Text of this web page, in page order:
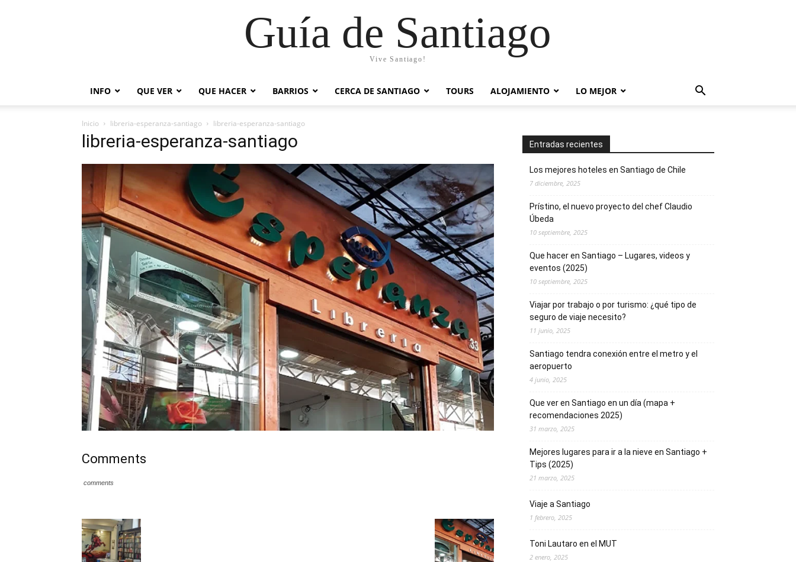
Guía de Santiago
Vive Santiago!
INFO QUE VER QUE HACER BARRIOS CERCA DE SANTIAGO TOURS ALOJAMIENTO LO MEJOR
Inicio libreria-esperanza-santiago libreria-esperanza-santiago
libreria-esperanza-santiago
Comments
comments
Entradas recientes
Los mejores hoteles en Santiago de Chile
7 diciembre, 2025
Prístino, el nuevo proyecto del chef Claudio
Úbeda
10 septiembre, 2025
Que hacer en Santiago – Lugares, videos y
eventos (2025)
10 septiembre, 2025
Viajar por trabajo o por turismo: ¿qué tipo de
seguro de viaje necesito?
11 junio, 2025
Santiago tendra conexión entre el metro y el
aeropuerto
4 junio, 2025
Que ver en Santiago en un día (mapa +
recomendaciones 2025)
31 marzo, 2025
Mejores lugares para ir a la nieve en Santiago +
Tips (2025)
21 marzo, 2025
Viaje a Santiago
1 febrero, 2025
Toni Lautaro en el MUT
2 enero, 2025